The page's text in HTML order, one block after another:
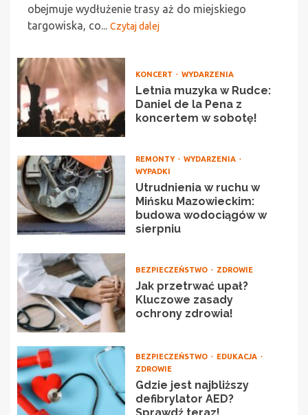
obejmuje wydłużenie trasy aż do miejskiego
targowiska, co... Czytaj dalej
KONCERT WYDARZENIA
Letnia muzyka w Rudce:
Daniel de la Pena z
koncertem w sobotę!
REMONTY
WYDARZENIA
WYPADKI
Utrudnienia w ruchu w
Mińsku Mazowieckim:
budowa wodociągów w
sierpniu
BEZPIECZEŃSTWO ZDROWIE
Jak przetrwać upał?
Kluczowe zasady
ochrony zdrowia!
BEZPIECZEŃSTWO
EDUKACJA
ZDROWIE
Gdzie jest najbliższy
defibrylator AED?